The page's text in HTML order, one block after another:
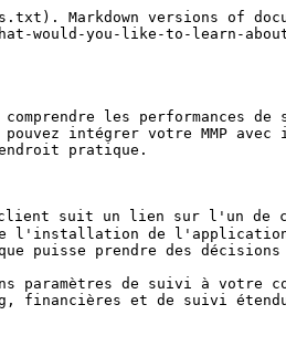
Markdown versions of
would-you-like-to-learn-
les performances
intégrer votre MMP
pratique.
client suit un lien sur l'un
de l'application
prendre des
paramètres de suivi à votre
financières et de suivi